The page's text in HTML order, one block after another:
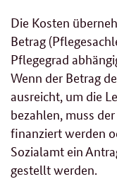
Die Kosten
Betrag
Pflegegrad
Wenn der Betrag
ausreicht, um die
bezahlen, muss
finanziert werden
Sozialamt ein
gestellt werden.